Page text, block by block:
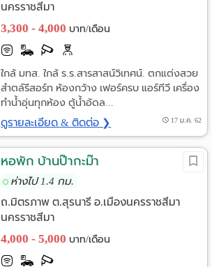
นครราชสีมา
3,300 - 4,000 บาท/เดือน
ใกล้ มทส. ใกล้ ร.ร.สารสาสน์วิเทศน์. ตกแต่งสวย
สำตล์รีสอร์ท ห้องกว้าง เฟอร์ครบ แอร์ทีวี เครื่อง
ทำน้ำอุ่นทุกห้อง ตู้น้ำอัดล...
ดูรายละเอียด & ติดต่อ ❯ 17 ม.ค. 62
หอพัก บ้านป๊ากะม๊า
ห่างไป 1.4 กม.
ถ.มิตรภาพ ต.สุรนารี อ.เมืองนครราชสีมา
นครราชสีมา
4,000 - 5,000 บาท/เดือน